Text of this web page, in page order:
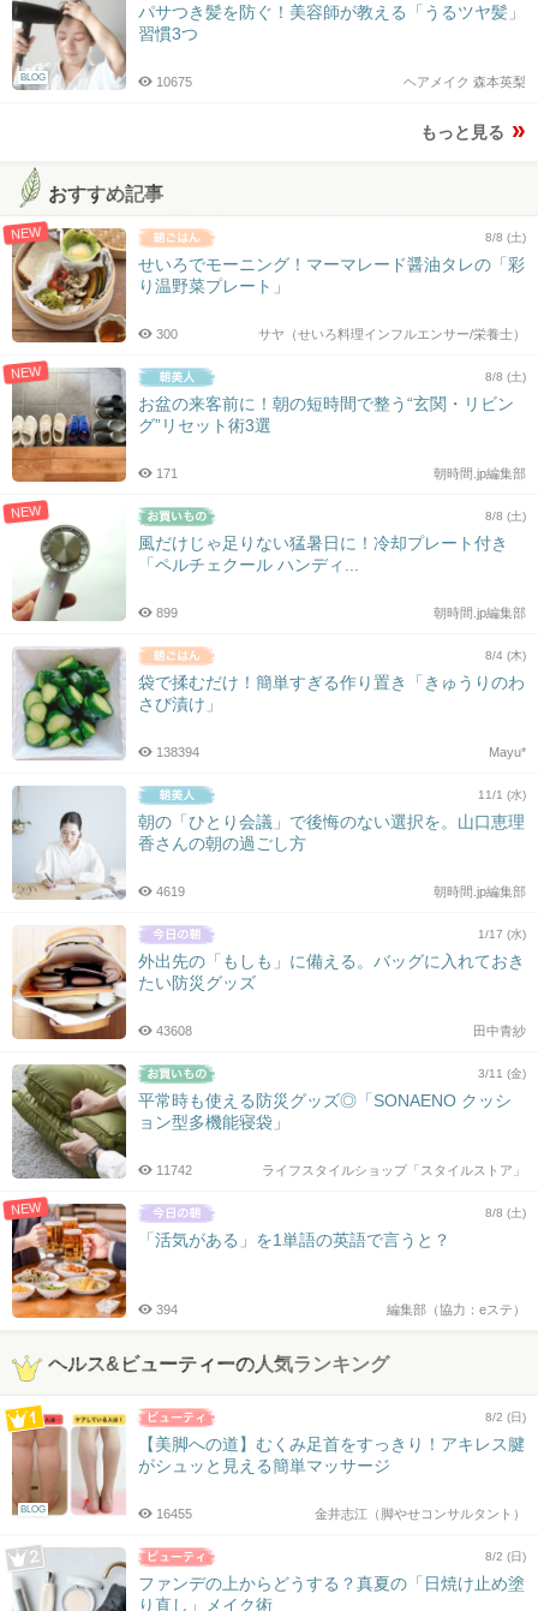
BLOG
パサつき髪を防ぐ！美容師が教える「うるツヤ髪」
習慣3つ
ヘアメイク 森本英梨
10675
もっと見る
おすすめ記事
NEW 8/8 (土)
せいろでモーニング！マーマレード醤油タレの「彩
り温野菜プレート」
サヤ（せいろ料理インフルエンサー/栄養士）
300
NEW 8/8 (土)
お盆の来客前に！朝の短時間で整う“玄関・リビン
グ”リセット術3選
朝時間.jp編集部
171
NEW 8/8 (土)
風だけじゃ足りない猛暑日に！冷却プレート付き
「ペルチェクール ハンディ...
朝時間.jp編集部
899
8/4 (木)
袋で揉むだけ！簡単すぎる作り置き「きゅうりのわ
さび漬け」
Mayu*
138394
11/1 (水)
朝の「ひとり会議」で後悔のない選択を。山口恵理
香さんの朝の過ごし方
朝時間.jp編集部
4619
1/17 (水)
外出先の「もしも」に備える。バッグに入れておき
たい防災グッズ
田中青紗
43608
3/11 (金)
平常時も使える防災グッズ◎「SONAENO クッシ
ョン型多機能寝袋」
ライフスタイルショップ「スタイルストア」
11742
NEW 8/8 (土)
「活気がある」を1単語の英語で言うと？
編集部（協力：eステ）
394
ヘルス&ビューティーの人気ランキング
BLOG
8/2 (日)
【美脚への道】むくみ足首をすっきり！アキレス腱
がシュッと見える簡単マッサージ
金井志江（脚やせコンサルタント）
16455
8/2 (日)
ファンデの上からどうする？真夏の「日焼け止め塗
り直し」メイク術